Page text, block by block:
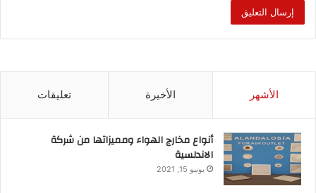
b
o
k
d
o
مول خدمي ترفيهي
الأشهر الأخيرة تعليقات
أنواع مخارج الهواء ومميزاتها من شركة
الاندلسية
يونيو 15, 2021